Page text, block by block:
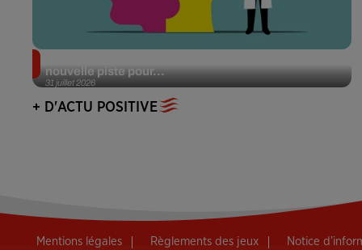
31 juillet 2026
nouvelle piste pour...
+ D'ACTU POSITIVE
Mentions légales Règlements des jeux Notice